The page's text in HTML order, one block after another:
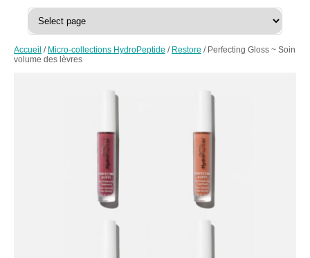
Accueil / Micro-collections HydroPeptide / Restore / Perfecting Gloss ~ Soin
volume des lèvres